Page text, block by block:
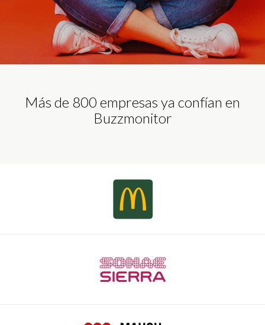
Más de 800 empresas ya confían en
Buzzmonitor